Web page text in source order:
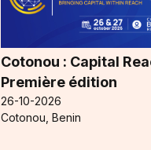
Cotonou : Capital
Première édition
26-10-2026
Cotonou, Benin